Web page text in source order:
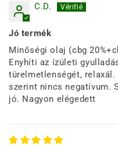
C.D.
Jó termék
Minőségi olaj (cbg
Enyhíti az ízületi
türelmetlenségét,
szerint nincs negatívum.
jó. Nagyon elégedett